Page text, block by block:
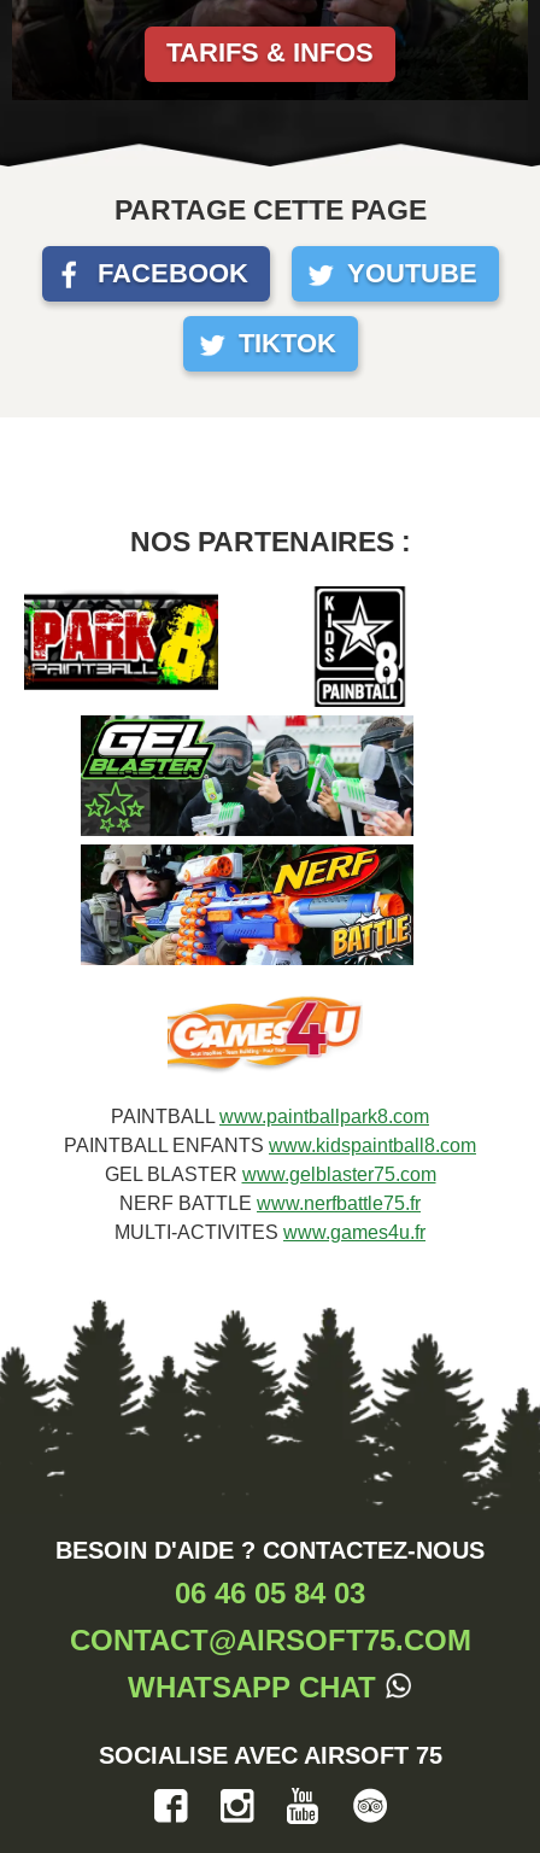
TARIFS & INFOS
PARTAGE CETTE PAGE
FACEBOOK YOUTUBE
TIKTOK
NOS PARTENAIRES :
PAINTBALL www.paintballpark8.com
PAINTBALL ENFANTS www.kidspaintball8.com
GEL BLASTER www.gelblaster75.com
NERF BATTLE www.nerfbattle75.fr
MULTI-ACTIVITES www.games4u.fr
BESOIN D'AIDE ? CONTACTEZ-NOUS
06 46 05 84 03
CONTACT@AIRSOFT75.COM
WHATSAPP CHAT
SOCIALISE AVEC AIRSOFT 75